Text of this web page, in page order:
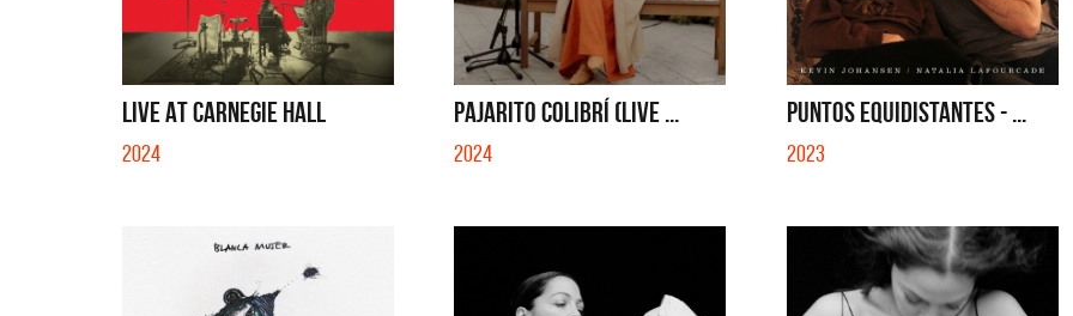
LIVE AT CARNEGIE HALL
2024
PAJARITO COLIBRÍ (LIVE ...
2024
PUNTOS EQUIDISTANTES - ...
2023